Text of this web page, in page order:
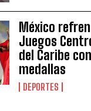
México
Juegos
del Caribe
medallas
DEPORTES